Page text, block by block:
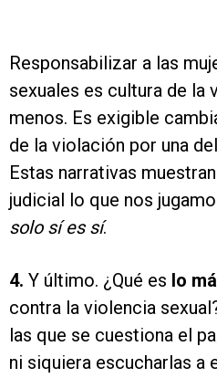
Responsabilizar a las
sexuales es cultura de la
menos. Es exigible
de la violación por una
Estas narrativas
judicial lo que nos
solo sí es sí.
4. Y último. ¿Qué es lo
contra la violencia
las que se cuestiona el
ni siquiera escucharlas a